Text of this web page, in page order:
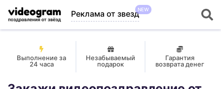
Реклама от звездNEW
Выполнение за
24 часа
Незабываемый
подарок
Гарантия
возврата денег